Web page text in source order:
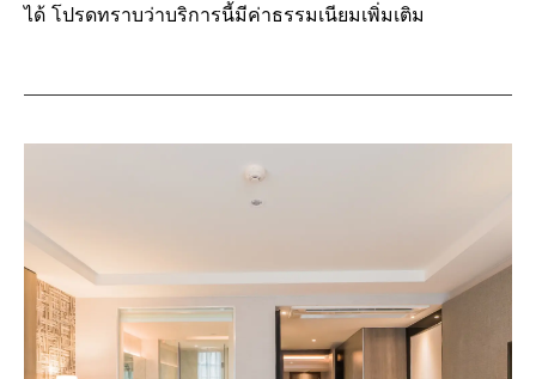
ได้ โปรดทราบว่าบริการนี้มีค่าธรรมเนียมเพิ่มเติม